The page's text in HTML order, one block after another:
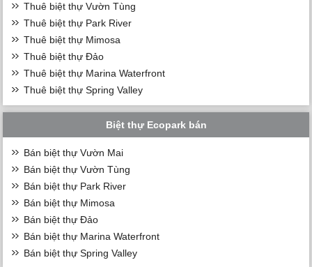
Thuê biệt thự Vườn Tùng
Thuê biệt thự Park River
Thuê biệt thự Mimosa
Thuê biệt thự Đảo
Thuê biệt thự Marina Waterfront
Thuê biệt thự Spring Valley
Biệt thự Ecopark bán
Bán biệt thự Vườn Mai
Bán biệt thự Vườn Tùng
Bán biệt thự Park River
Bán biệt thự Mimosa
Bán biệt thự Đảo
Bán biệt thự Marina Waterfront
Bán biệt thự Spring Valley